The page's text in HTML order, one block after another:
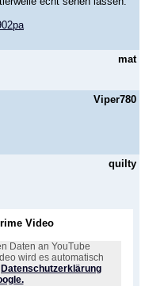
mat
Viper780
quilty
Video
Daten an YouTube
wird es automatisch
Datenschutzerklärung